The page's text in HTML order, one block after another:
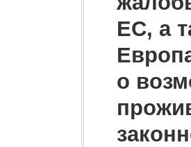
ЕС, а
о